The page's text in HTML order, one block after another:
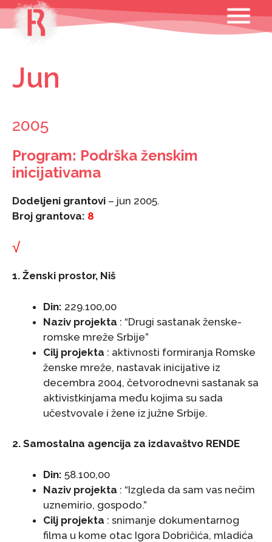
Skip
content
MENU
Jun
2005
Program: Podrška ženskim
inicijativama
Dodeljeni grantovi – jun 2005.
Broj grantova: 8
√
1. Ženski prostor, Niš
Din: 229.100,00
Naziv projekta : “Drugi sastanak ženske-
romske mreže Srbije”
Cilj projekta : aktivnosti formiranja Romske
ženske mreže, nastavak inicijative iz
decembra 2004, četvorodnevni sastanak sa
aktivistkinjama među kojima su sada
učestvovale i žene iz južne Srbije.
2. Samostalna agencija za izdavaštvo RENDE
Din: 58.100,00
Naziv projekta : “Izgleda da sam vas nečim
uznemirio, gospodo.”
Cilj projekta : snimanje dokumentarnog
filma u kome otac Igora Dobričića, mladića